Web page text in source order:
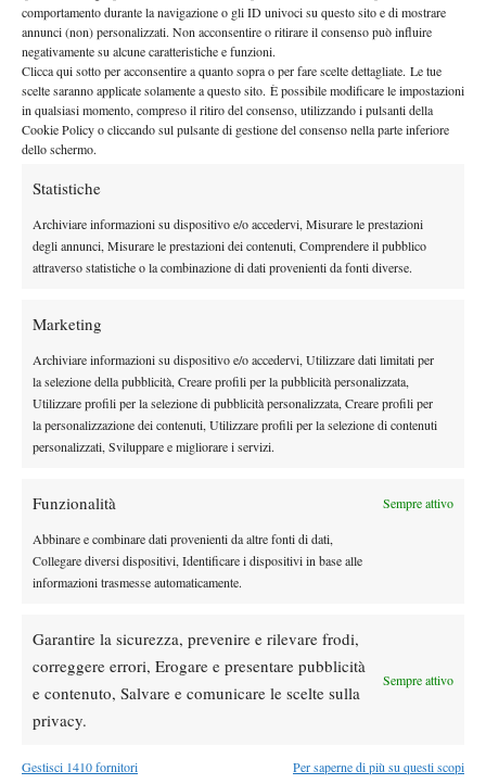
comportamento durante la navigazione o gli ID univoci su questo sito e di mostrare
annunci (non) personalizzati. Non acconsentire o ritirare il consenso può influire
negativamente su alcune caratteristiche e funzioni.
Clicca qui sotto per acconsentire a quanto sopra o per fare scelte dettagliate. Le tue
scelte saranno applicate solamente a questo sito. È possibile modificare le impostazioni
in qualsiasi momento, compreso il ritiro del consenso, utilizzando i pulsanti della
Cookie Policy o cliccando sul pulsante di gestione del consenso nella parte inferiore
dello schermo.
Statistiche
Archiviare informazioni su dispositivo e/o accedervi, Misurare le prestazioni
degli annunci, Misurare le prestazioni dei contenuti, Comprendere il pubblico
attraverso statistiche o la combinazione di dati provenienti da fonti diverse.
Marketing
Archiviare informazioni su dispositivo e/o accedervi, Utilizzare dati limitati per
la selezione della pubblicità, Creare profili per la pubblicità personalizzata,
Utilizzare profili per la selezione di pubblicità personalizzata, Creare profili per
la personalizzazione dei contenuti, Utilizzare profili per la selezione di contenuti
personalizzati, Sviluppare e migliorare i servizi.
Funzionalità Sempre attivo
Abbinare e combinare dati provenienti da altre fonti di dati,
Collegare diversi dispositivi, Identificare i dispositivi in base alle
informazioni trasmesse automaticamente.
Garantire la sicurezza, prevenire e rilevare frodi,
correggere errori, Erogare e presentare pubblicità
e contenuto, Salvare e comunicare le scelte sulla
privacy.
Sempre attivo
Gestisci 1410 fornitori Per saperne di più su questi scopi
13 anni e per una classifica ancora ferma allo status di NC (non
classificato), non avendo ancora disputato alcun torneo nel
nostro Paese, Manas è dovuto partire dalle retrovie del tabellone
vincendo ben 9 partite prima di arrendersi a Lorenzo Ferri, altro
atleta di base a Bordighera, sempre negli ottavi. Adesso, nel
soltanto giocatori classificati in Seconda categoria, con il 2.3
Alessandro Demichelis e il 2.4 Simone Cacciapuoti a guidare il
gruppo nella rincorsa ai trofei.
Piatti Tennis Center
Nessun commento
Devi essereconnessoper inviare un commento.
DI TENDENZA
Atp News
Pioggia a Montreal: Nakashima-